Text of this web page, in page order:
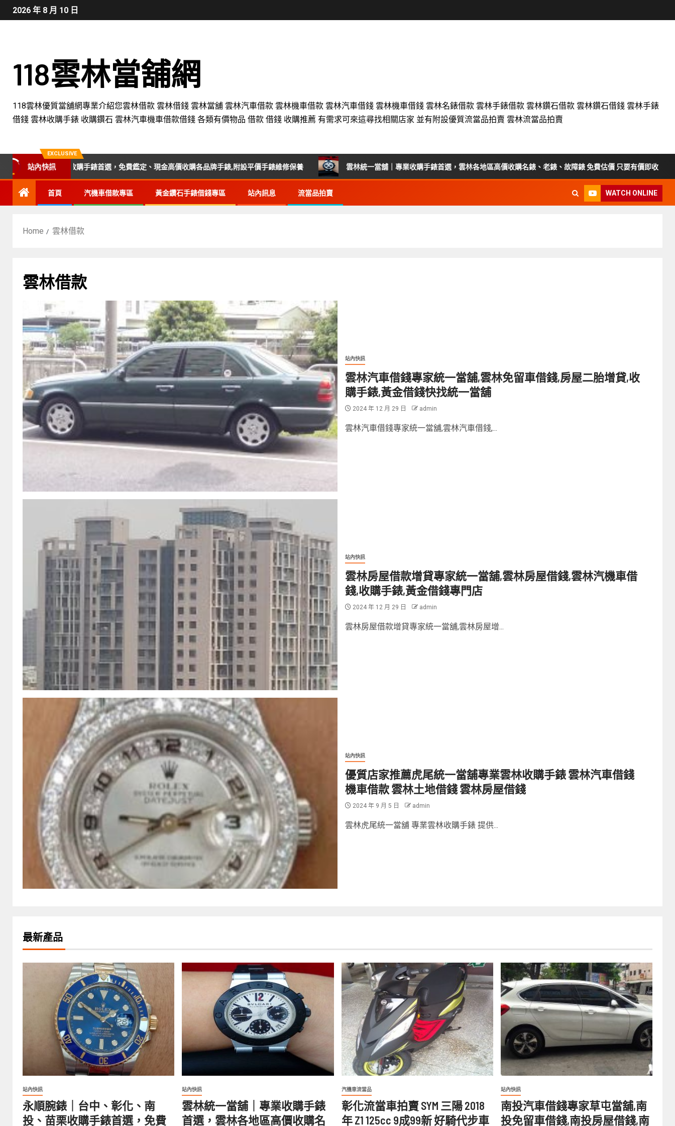
2026 年 8 月 10 日
118雲林當舖網
118雲林優質當舖網專業介紹您雲林借款 雲林借錢 雲林當舖 雲林汽車借款 雲林機車借款 雲林汽車借錢 雲林機車借錢 雲林名錶借款 雲林手錶借款 雲林鑽石借款 雲林鑽石借錢 雲林手錶
借錢 雲林收購手錶 收購鑽石 雲林汽車機車借款借錢 各類有價物品 借款 借錢 收購推薦 有需求可來這尋找相關店家 並有附設優質流當品拍賣 雲林流當品拍賣
EXCLUSIVE
站內快訊
投、苗栗收購手錶首選，免費鑑定、現金高價收購各品牌手錶,附設平價手錶維修保養 雲林統一當舖｜專業收購手錶首選，雲林各地區高價收購名錶、老錶、故障錶 免費估價 只要有價即收
首頁 汽機車借款專區 黃金鑽石手錶借錢專區 站內訊息 流當品拍賣 WATCH ONLINE
Home 雲林借款
雲林借款
站內快訊
雲林汽車借錢專家統一當舖,雲林免留車借錢,房屋二胎增貸,收
購手錶,黃金借錢快找統一當舖
2024 年 12 月 29 日 admin
雲林汽車借錢專家統一當舖,雲林汽車借錢,...
站內快訊
雲林房屋借款增貸專家統一當舖,雲林房屋借錢,雲林汽機車借
錢,收購手錶,黃金借錢專門店
2024 年 12 月 29 日 admin
雲林房屋借款增貸專家統一當舖,雲林房屋增...
站內快訊
優質店家推薦虎尾統一當舖專業雲林收購手錶 雲林汽車借錢
機車借款 雲林土地借錢 雲林房屋借錢
2024 年 9 月 5 日 admin
雲林虎尾統一當舖 專業雲林收購手錶 提供...
最新產品
站內快訊
永順腕錶｜台中、彰化、南
投、苗栗收購手錶首選，免費
站內快訊
雲林統一當舖｜專業收購手錶
首選，雲林各地區高價收購名
汽機車流當品
彰化流當車拍賣 SYM 三陽 2018
年 Z1 125cc 9成99新 好騎代步車
站內快訊
南投汽車借錢專家草屯當舖,南
投免留車借錢,南投房屋借錢,南